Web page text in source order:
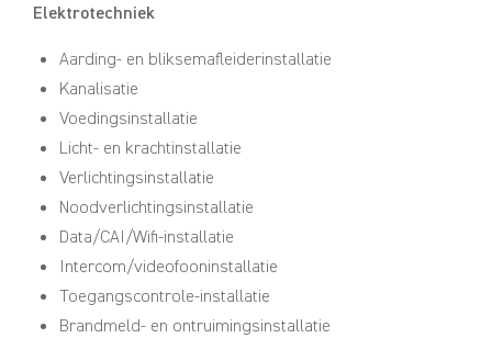
Elektrotechniek
Aarding- en bliksemafleiderinstallatie
Kanalisatie
Voedingsinstallatie
Licht- en krachtinstallatie
Verlichtingsinstallatie
Noodverlichtingsinstallatie
Data/CAI/Wifi-installatie
Intercom/videofooninstallatie
Toegangscontrole-installatie
Brandmeld- en ontruimingsinstallatie